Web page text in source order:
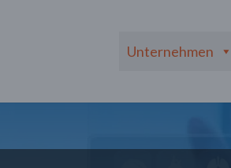
Unternehmen